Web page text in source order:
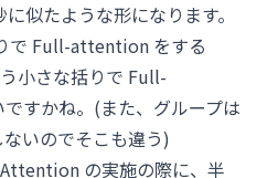
似たような形になります。
で Full-attention をする
小さな括りで Full-
すかね。(また、グループは
いのでそこも違う)
の実施の際に、半